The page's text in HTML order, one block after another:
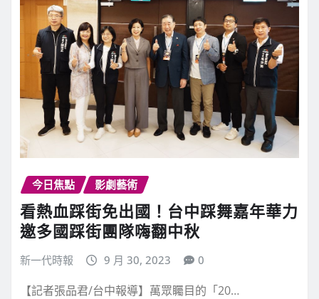
今日焦點 影劇藝術
看熱血踩街免出國！台中踩舞嘉年華力
邀多國踩街團隊嗨翻中秋
新一代時報 9 月 30, 2023 0
【記者張品君/台中報導】萬眾矚目的「20…